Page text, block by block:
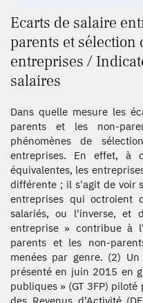
Ecarts de salaire
parents et sélection
entreprises /
salaires
Dans quelle mesure les
parents et les non-
phénomènes de
entreprises. En effet, à
équivalentes, les
différente ; il s'agit de voir
entreprises qui octroient
salariés, ou l'inverse, et
entreprise » contribue à
parents et les non-
menées par genre. (2)
présenté en juin 2015 en
publiques » (GT 3FP)